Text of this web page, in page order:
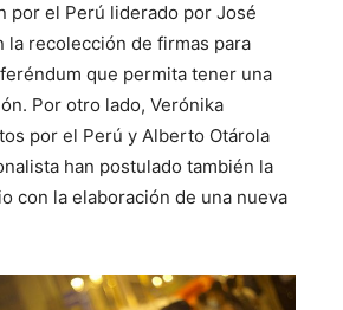
por el Perú liderado por José
la recolección de firmas para
que permita tener una
Por otro lado, Verónika
por el Perú y Alberto Otárola
han postulado también la
con la elaboración de una nueva